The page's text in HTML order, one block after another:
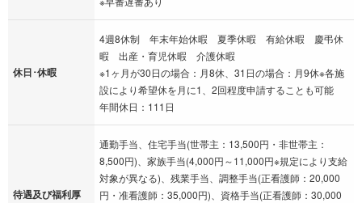
休日･休暇
4週8休制 年末年始休暇 夏季休暇 有給休暇 慶弔休
暇 出産・育児休暇 介護休暇
※1ヶ月が30日の場合：月8休、31日の場合：月9休※各施
設により希望休を月に1、2回程度申請することも可能
年間休日：111日
待遇及び福利厚
通勤手当、住宅手当(世帯主：13,500円・非世帯主：
8,500円)、家族手当(4,000円～11,000円※規定により支給
対象が異なる)、残業手当、調整手当(正看護師：20,000
円・准看護師：35,000円)、資格手当(正看護師：30,000